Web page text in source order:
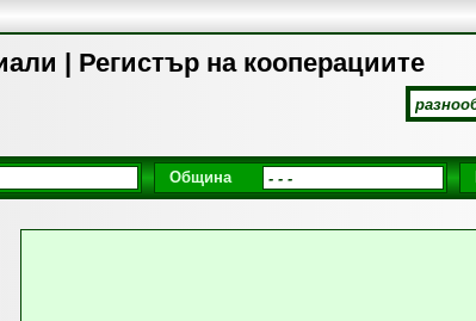
| Регистър на кооперациите
Община